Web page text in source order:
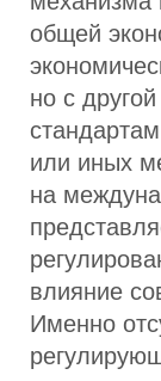
общей
но с
или иных
на
влияние
Именно